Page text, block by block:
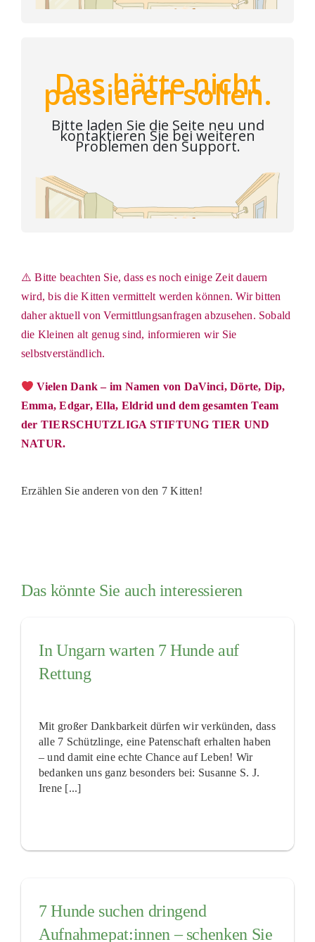
⚠️ Bitte beachten Sie, dass es noch einige Zeit dauern
wird, bis die Kitten vermittelt werden können. Wir bitten
daher aktuell von Vermittlungsanfragen abzusehen. Sobald
die Kleinen alt genug sind, informieren wir Sie
selbstverständlich.
Vielen Dank – im Namen von DaVinci, Dörte, Dip,
Emma, Edgar, Ella, Eldrid und dem gesamten Team
der TIERSCHUTZLIGA STIFTUNG TIER UND
NATUR.
Erzählen Sie anderen von den 7 Kitten!
Das könnte Sie auch interessieren
In Ungarn warten 7 Hunde auf
Rettung
Mit großer Dankbarkeit dürfen wir verkünden, dass
alle 7 Schützlinge, eine Patenschaft erhalten haben
– und damit eine echte Chance auf Leben! Wir
bedanken uns ganz besonders bei: Susanne S. J.
Irene [...]
7 Hunde suchen dringend
Aufnahmepat:innen – schenken Sie